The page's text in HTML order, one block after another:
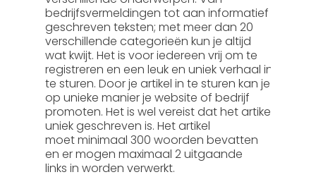
bedrijfsvermeldingen tot aan informatief
geschreven teksten; met meer dan 20
verschillende categorieën kun je altijd
wat kwijt. Het is voor iedereen vrij om te
registreren en een leuk en uniek verhaal in
te sturen. Door je artikel in te sturen kan je
op unieke manier je website of bedrijf
promoten. Het is wel vereist dat het artikel
uniek geschreven is. Het artikel
moetminimaal 300 woorden bevatten
en er mogenmaximaal 2 uitgaande
links in worden verwerkt.